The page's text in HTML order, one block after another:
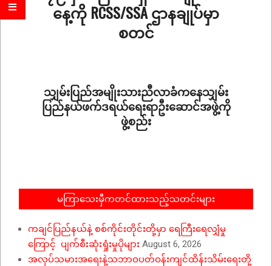
နေ့ကို RCSS/SSA ဌာနချုပ်မှာ
စတင်
သျှမ်းပြည်အမျိုးသားညီလာခံကနေသျှမ်း
ပြည်နယ်ဖက်ဒရယ်ရေးရာဦးဆောင်အဖွဲ့ကို
ဖွဲ့စည်း
မကြာသေးမှီကတင်ထားသည့်သတင်းများ
ကချင်ပြည်နယ်နဲ့ စစ်ကိုင်းတိုင်းတို့မှာ ရေကြီးရေလျှံမှု
ကြောင့် ပျက်စီးဆုံးရှုံးမှုပိုများ August 6, 2026
အလုပ်သမားအရေးနဲ့သဘာဝပတ်ဝန်းကျင်ထိန်းသိမ်းရေးတို့